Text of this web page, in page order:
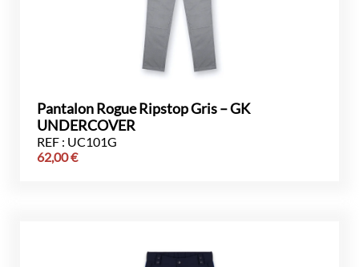
Pantalon Rogue Ripstop Gris – GK
UNDERCOVER
REF : UC101G
62,00€